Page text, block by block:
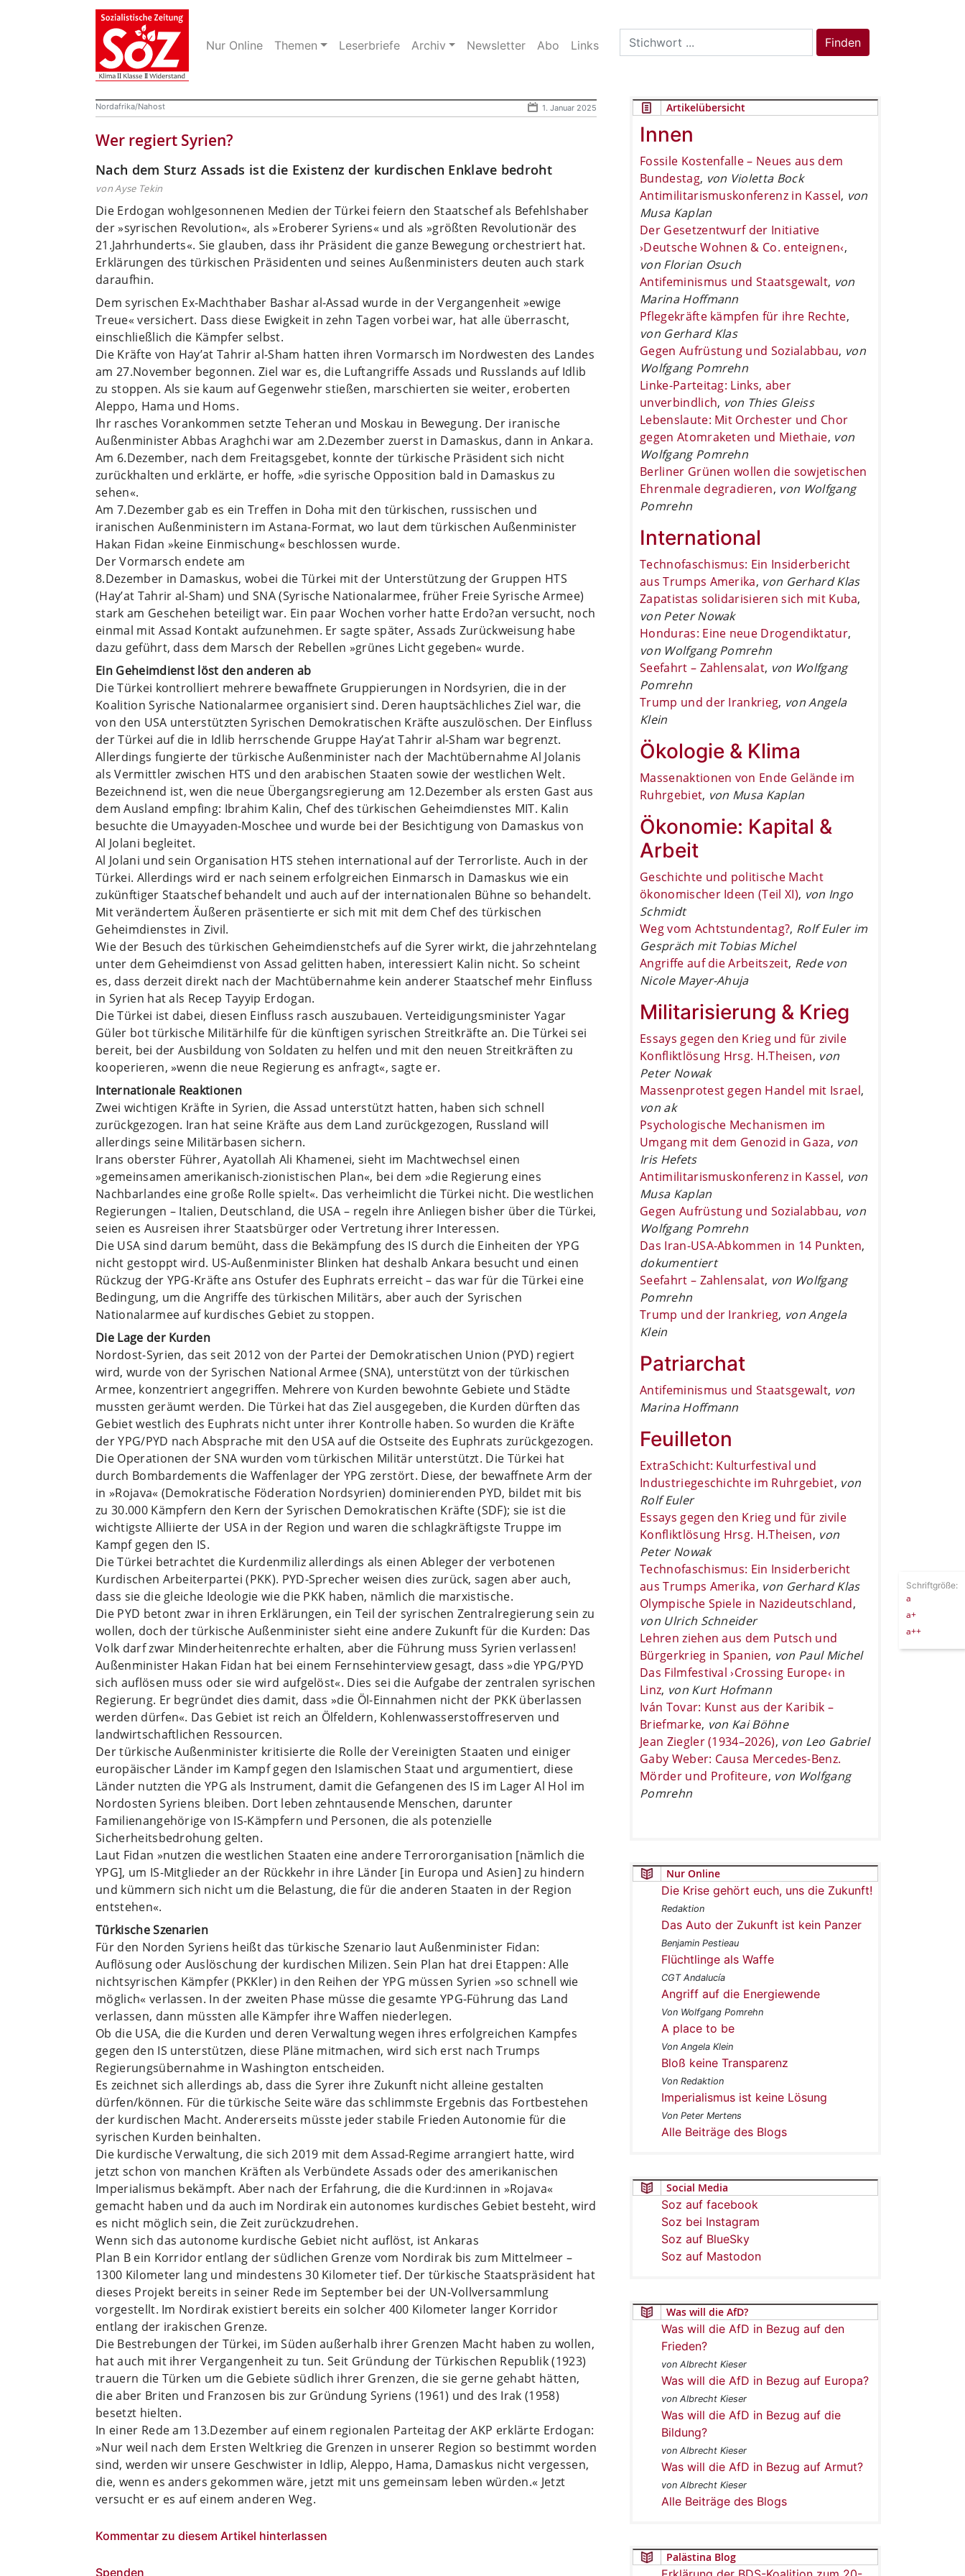
Nur Online Themen Leserbriefe Archiv Newsletter Abo Links
Search
for:
Finden
Nordafrika/Nahost 1. Januar 2025
Wer regiert Syrien?
Nach dem Sturz Assads ist die Existenz der kurdischen Enklave bedroht
von Ayse Tekin
Die Erdogan wohlgesonnenen Medien der Türkei feiern den Staatschef als Befehlshaber
der »syrischen Revolution«, als »Eroberer Syriens« und als »größten Revolutionär des
21.Jahrhunderts«. Sie glauben, dass ihr Präsident die ganze Bewegung orchestriert hat.
Erklärungen des türkischen Präsidenten und seines Außenministers deuten auch stark
daraufhin.
Dem syrischen Ex-Machthaber Ba­shar al-Assad wurde in der Vergangenheit »ewige
Treue« versichert. Dass diese Ewigkeit in zehn Tagen vorbei war, hat alle überrascht,
einschließlich die Kämpfer selbst.
Die Kräfte von Hay’at Tahrir al-Sham hatten ihren Vormarsch im Nordwesten des Landes
am 27.November begonnen. Ziel war es, die Luftangriffe Assads und Russlands auf Idlib
zu stoppen. Als sie kaum auf Gegenwehr stießen, marschierten sie weiter, eroberten
Aleppo, Hama und Homs.
Ihr rasches Vorankommen setzte Teheran und Moskau in Bewegung. Der iranische
Außenminister Abbas Araghchi war am 2.Dezember zuerst in Damaskus, dann in Ankara.
Am 6.Dezember, nach dem Freitagsgebet, konnte der türkische Präsident sich nicht
zurückhalten und erklärte, er hoffe, »die syrische Opposition bald in Damaskus zu
sehen«.
Am 7.Dezember gab es ein Treffen in Doha mit den türkischen, russischen und
iranischen Außenministern im Astana-Format, wo laut dem türkischen Außenminister
Hakan Fidan »keine Einmischung« beschlossen wurde.
Der Vormarsch endete am
8.Dezember in Damaskus, wobei die Türkei mit der Unterstützung der Gruppen HTS
(Hay’at Tahrir al-Sham) und SNA (Syrische Nationalarmee, früher Freie Syrische Armee)
stark am Geschehen beteiligt war. Ein paar Wochen vorher hatte Erdo?an versucht, noch
einmal mit Assad Kontakt aufzunehmen. Er sagte später, Assads Zurückweisung habe
dazu geführt, dass dem Marsch der Rebellen »grünes Licht gegeben« wurde.
Ein Geheimdienst löst den anderen ab
Die Türkei kontrolliert mehrere bewaffnete Gruppierungen in Nordsyrien, die in der
Koalition Syrische Nationalarmee organisiert sind. Deren hauptsächliches Ziel war, die
von den USA unterstützten Syrischen Demokratischen Kräfte auszulöschen. Der Einfluss
der Türkei auf die in Idlib herrschende Gruppe Hay’at Tahrir al-Sham war begrenzt.
Allerdings fungierte der türkische Außenminister nach der Machtübernahme Al Jolanis
als Vermittler zwischen HTS und den arabischen Staaten sowie der westlichen Welt.
Bezeichnend ist, wen die neue Übergangsregierung am 12.Dezember als ersten Gast aus
dem Ausland empfing: Ibrahim Kalin, Chef des türkischen Geheimdienstes MIT. Kalin
besuchte die Umayyaden-Moschee und wurde bei der Besichtigung von Damaskus von
Al Jolani begleitet.
Al Jolani und sein Organisation HTS stehen international auf der Terrorliste. Auch in der
Türkei. Allerdings wird er nach seinem erfolgreichen Einmarsch in Damaskus wie ein
zukünftiger Staatschef behandelt und auch auf der internationalen Bühne so behandelt.
Mit verändertem Äußeren präsentierte er sich mit mit dem Chef des türkischen
Geheimdienstes in Zivil.
Wie der Besuch des türkischen Geheimdienstchefs auf die Syrer wirkt, die jahrzehntelang
unter dem Geheimdienst von Assad gelitten haben, interessiert Kalin nicht. So scheint
es, dass derzeit direkt nach der Machtübernahme kein anderer Staatschef mehr Einfluss
in Syrien hat als Recep Tayyip Erdogan.
Die Türkei ist dabei, diesen Einfluss rasch auszubauen. Verteidigungsminister Yagar
Güler bot türkische Militärhilfe für die künftigen syrischen Streitkräfte an. Die Türkei sei
bereit, bei der Ausbildung von Soldaten zu helfen und mit den neuen Streitkräften zu
kooperieren, »wenn die neue Regierung es anfragt«, sagte er.
Internationale Reaktionen
Zwei wichtigen Kräfte in Syrien, die Assad unterstützt hatten, haben sich schnell
zurückgezogen. Iran hat seine Kräfte aus dem Land zurückgezogen, Russland will
allerdings seine Militärbasen sichern.
Irans oberster Führer, Ayatollah Ali Khamenei, sieht im Machtwechsel einen
»gemeinsamen amerikanisch-zionistischen Plan«, bei dem »die Regierung eines
Nachbarlandes eine große Rolle spielt«. Das verheimlicht die Türkei nicht. Die westlichen
Regierungen – Italien, Deutschland, die USA – regeln ihre Anliegen bisher über die Türkei,
seien es Ausreisen ihrer Staatsbürger oder Vertretung ihrer Interessen.
Die USA sind darum bemüht, dass die Bekämpfung des IS durch die Einheiten der YPG
nicht gestoppt wird. US-Außenminister Blinken hat deshalb Ankara besucht und einen
Rückzug der YPG-Kräfte ans Ostufer des Euphrats erreicht – das war für die Türkei eine
Bedingung, um die Angriffe des türkischen Militärs, aber auch der Syrischen
Nationalarmee auf kurdisches Gebiet zu stoppen.
Die Lage der Kurden
Nordost-Syrien, das seit 2012 von der Partei der Demokratischen Union (PYD) regiert
wird, wurde von der Syrischen National Armee (SNA), unterstützt von der türkischen
Armee, konzentriert angegriffen. Mehrere von Kurden bewohnte Gebiete und Städte
mussten geräumt werden. Die Türkei hat das Ziel ausgegeben, die Kurden dürften das
Gebiet westlich des Euphrats nicht unter ihrer Kontrolle haben. So wurden die Kräfte
der YPG/PYD nach Absprache mit den USA auf die Ostseite des Euphrats zurückgezogen.
Die Operationen der SNA wurden vom türkischen Militär unterstützt. Die Türkei hat
durch Bombardements die Waffenlager der YPG zerstört. Diese, der bewaffnete Arm der
in »Rojava« (Demokratische Föderation Nordsyrien) dominierenden PYD, bildet mit bis
zu 30.000 Kämpfern den Kern der Syrischen Demokratischen Kräfte (SDF); sie ist die
wichtigste Alliierte der USA in der Region und waren die schlagkräftigste Truppe im
Kampf gegen den IS.
Die Türkei betrachtet die Kurdenmiliz allerdings als einen Ableger der verbotenen
Kurdischen Arbeiterpartei (PKK). PYD-Sprecher weisen dies zurück, sagen aber auch,
dass sie die gleiche Ideologie wie die PKK haben, nämlich die marxistische.
Die PYD betont zwar in ihren Erklärungen, ein Teil der syrischen Zentralregierung sein zu
wollen, doch der türkische Außenminister sieht eine andere Zukunft für die Kurden: Das
Volk darf zwar Minderheitenrechte erhalten, aber die Führung muss Syrien verlassen!
Außenminister Hakan Fidan hat bei einem Fernsehinterview gesagt, dass »die YPG/PYD
sich auflösen muss oder sie wird aufgelöst«. Dies sei die Aufgabe der zentralen syrischen
Regierung. Er begründet dies damit, dass »die Öl-Einnahmen nicht der PKK überlassen
werden dürfen«. Das Gebiet ist reich an Ölfeldern, Kohlenwasserstoffreserven und
landwirtschaftlichen Ressourcen.
Der türkische Außenminister kritisierte die Rolle der Vereinigten Staaten und einiger
europäischer Länder im Kampf gegen den Islamischen Staat und argumentiert, diese
Länder nutzten die YPG als Instrument, damit die Gefangenen des IS im Lager Al Hol im
Nordosten Syriens bleiben. Dort leben zehntausende Menschen, darunter
Familienangehörige von IS-Kämpfern und Personen, die als potenzielle
Sicherheitsbedrohung gelten.
Laut Fidan »nutzen die westlichen Staaten eine andere Terrororganisation [nämlich die
YPG], um IS-Mitglieder an der Rückkehr in ihre Länder [in Europa und Asien] zu hindern
und kümmern sich nicht um die Belastung, die für die anderen Staaten in der Region
entstehen«.
Türkische Szenarien
Für den Norden Syriens heißt das türkische Szenario laut Außenminister Fidan:
Auflösung oder Auslöschung der kurdischen Milizen. Sein Plan hat drei Etappen: Alle
nichtsyrischen Kämpfer (PKKler) in den Reihen der YPG müssen Syrien »so schnell wie
möglich« verlassen. In der zweiten Phase müsse die gesamte YPG-Führung das Land
verlassen, dann müssten alle Kämpfer ihre Waffen niederlegen.
Ob die USA, die die Kurden und deren Verwaltung wegen ihres erfolgreichen Kampfes
gegen den IS unterstützen, diese Pläne mitmachen, wird sich erst nach Trumps
Regierungsübernahme in Washington entscheiden.
Es zeichnet sich allerdings ab, dass die Syrer ihre Zukunft nicht alleine gestalten
dürfen/können. Für die türkische Seite wäre das schlimmste Ergebnis das Fortbestehen
der kurdischen Macht. Andererseits müsste jeder stabile Frieden Autonomie für die
syrischen Kurden beinhalten.
Die kurdische Verwaltung, die sich 2019 mit dem Assad-Regime arrangiert hatte, wird
jetzt schon von manchen Kräften als Verbündete Assads oder des amerikanischen
Imperialismus bekämpft. Aber nach der Erfahrung, die die Kurd:innen in »Rojava«
gemacht haben und da auch im Nordirak ein autonomes kurdisches Gebiet besteht, wird
es nicht möglich sein, die Zeit zurückzudrehen.
Wenn sich das autonome kurdische Gebiet nicht auflöst, ist Ankaras
Plan B ein Korridor entlang der südlichen Grenze vom Nordirak bis zum Mittelmeer –
1300 Kilometer lang und mindestens 30 Kilometer tief. Der türkische Staatspräsident hat
dieses Projekt bereits in seiner Rede im September bei der UN-Vollversammlung
vorgestellt. Im Nordirak existiert bereits ein solcher 400 Kilometer langer Korridor
entlang der irakischen Grenze.
Die Bestrebungen der Türkei, im Süden außerhalb ihrer Grenzen Macht haben zu wollen,
hat auch mit ihrer Vergangenheit zu tun. Seit Gründung der Türkischen Republik (1923)
trauern die Türken um die Gebiete südlich ihrer Grenzen, die sie gerne gehabt hätten,
die aber Briten und Franzosen bis zur Gründung Syriens (1961) und des Irak (1958)
besetzt hielten.
In einer Rede am 13.Dezember auf einem regionalen Parteitag der AKP erklärte Erdogan:
»Nur weil nach dem Ersten Weltkrieg die Grenzen in unserer Region so bestimmt worden
sind, werden wir unsere Geschwister in Idlip, Aleppo, Hama, Damaskus nicht vergessen,
die, wenn es anders gekommen wäre, jetzt mit uns gemeinsam leben würden.« Jetzt
versucht er es auf einem anderen Weg.
Kommentar zu diesem Artikel hinterlassen
Spenden
Artikelübersicht
Innen
Fossile Kostenfalle – Neues aus dem
Bundestag, von Violetta Bock
Antimilitarismuskonferenz in Kassel, von
Musa Kaplan
Der Gesetzentwurf der Initiative
›Deutsche Wohnen & Co. enteignen‹,
von Florian Osuch
Antifeminismus und Staatsgewalt, von
Marina Hoffmann
Pflegekräfte kämpfen für ihre Rechte,
von Gerhard Klas
Gegen Aufrüstung und Sozialabbau, von
Wolfgang Pomrehn
Linke-Parteitag: Links, aber
unverbindlich, von Thies Gleiss
Lebenslaute: Mit Orchester und Chor
gegen Atomraketen und Miethaie, von
Wolfgang Pomrehn
Berliner Grünen wollen die sowjetischen
Ehrenmale degradieren, von Wolfgang
Pomrehn
International
Technofaschismus: Ein Insiderbericht
aus Trumps Amerika, von Gerhard Klas
Zapatistas solidarisieren sich mit Kuba,
von Peter Nowak
Honduras: Eine neue Drogendiktatur,
von Wolfgang Pomrehn
Seefahrt – Zahlensalat, von Wolfgang
Pomrehn
Trump und der Irankrieg, von Angela
Klein
Ökologie & Klima
Massenaktionen von Ende Gelände im
Ruhrgebiet, von Musa Kaplan
Ökonomie: Kapital &
Arbeit
Geschichte und politische Macht
ökonomischer Ideen (Teil XI), von Ingo
Schmidt
Weg vom Achtstundentag?, Rolf Euler im
Gespräch mit Tobias Michel
Angriffe auf die Arbeitszeit, Rede von
Nicole Mayer-Ahuja
Militarisierung & Krieg
Essays gegen den Krieg und für zivile
Konfliktlösung Hrsg. H.Theisen, von
Peter Nowak
Massenprotest gegen Handel mit Israel,
von ak
Psychologische Mechanismen im
Umgang mit dem Genozid in Gaza, von
Iris Hefets
Antimilitarismuskonferenz in Kassel, von
Musa Kaplan
Gegen Aufrüstung und Sozialabbau, von
Wolfgang Pomrehn
Das Iran-USA-Abkommen in 14 Punkten,
dokumentiert
Seefahrt – Zahlensalat, von Wolfgang
Pomrehn
Trump und der Irankrieg, von Angela
Klein
Patriarchat
Antifeminismus und Staatsgewalt, von
Marina Hoffmann
Feuilleton
ExtraSchicht: Kulturfestival und
Industriegeschichte im Ruhrgebiet, von
Rolf Euler
Essays gegen den Krieg und für zivile
Konfliktlösung Hrsg. H.Theisen, von
Peter Nowak
Technofaschismus: Ein Insiderbericht
aus Trumps Amerika, von Gerhard Klas
Olympische Spiele in Nazideutschland,
von Ulrich Schneider
Lehren ziehen aus dem Putsch und
Bürgerkrieg in Spanien, von Paul Michel
Das Filmfestival ›Crossing Europe‹ in
Linz, von Kurt Hofmann
Iván Tovar: Kunst aus der Karibik –
Briefmarke, von Kai Böhne
Jean Ziegler (1934–2026), von Leo Gabriel
Gaby Weber: Causa Mercedes-Benz.
Mörder und Profiteure, von Wolfgang
Pomrehn
Nur Online
Die Krise gehört euch, uns die Zukunft!
Redaktion
Das Auto der Zukunft ist kein Panzer
Benjamin Pestieau
Flüchtlinge als Waffe
CGT Andalucía
Angriff auf die Energiewende
Von Wolfgang Pomrehn
A place to be
Von Angela Klein
Bloß keine Transparenz
Von Redaktion
Imperialismus ist keine Lösung
Von Peter Mertens
Alle Beiträge des Blogs
Social Media
Soz auf facebook
Soz bei Instagram
Soz auf BlueSky
Soz auf Mastodon
Was will die AfD?
Was will die AfD in Bezug auf den
Frieden?
von Albrecht Kieser
Was will die AfD in Bezug auf Europa?
von Albrecht Kieser
Was will die AfD in Bezug auf die
Bildung?
von Albrecht Kieser
Was will die AfD in Bezug auf Armut?
von Albrecht Kieser
Alle Beiträge des Blogs
Palästina Blog
Schriftgröße:
a
a+
a++